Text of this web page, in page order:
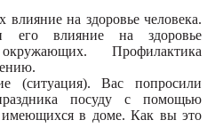
на здоровье человека.
его влияние на здоровье
Профилактика
(ситуация). Вас попросили
посуду с помощью
в доме. Как вы это